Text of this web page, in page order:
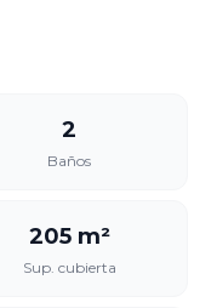
2
Baños
205 m²
Sup. cubierta